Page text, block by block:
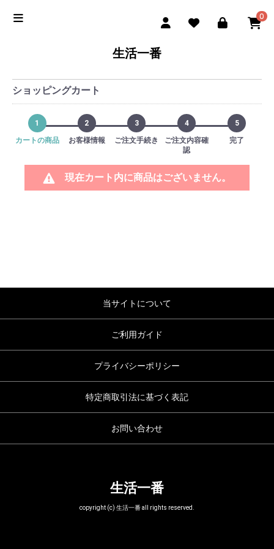
0
生活一番
ショッピングカート
1
カートの商品
2
お客様情報
3
ご注文手続き
4
ご注文内容確
認
5
完了
現在カート内に商品はございません。
当サイトについて
ご利用ガイド
プライバシーポリシー
特定商取引法に基づく表記
お問い合わせ
生活一番
copyright (c) 生活一番 all rights reserved.